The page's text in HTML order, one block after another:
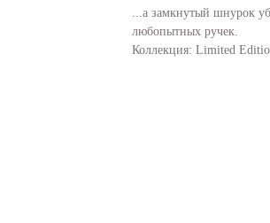
...а замкнутый шнурок
любопытных ручек.
Коллекция: Limited